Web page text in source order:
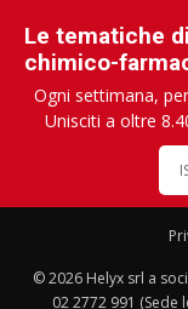
Le tematiche
chimico-
Ogni settimana,
Unisciti a oltre
© 2026 Helyx srl a
02 2772 991 (Sede